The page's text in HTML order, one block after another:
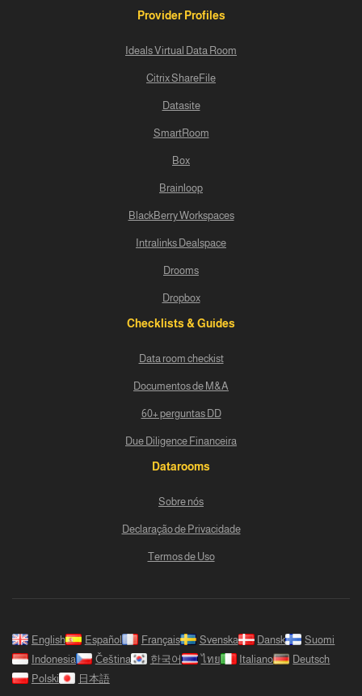
Provider Profiles
Ideals Virtual Data Room
Citrix ShareFile
Datasite
SmartRoom
Box
Brainloop
BlackBerry Workspaces
Intralinks Dealspace
Drooms
Dropbox
Checklists & Guides
Data room checkist
Documentos de M&A
60+ perguntas DD
Due Diligence Financeira
Datarooms
Sobre nós
Declaração de Privacidade
Termos de Uso
English Español Français Svenska Dansk
Suomi
Indonesia
Čeština 한국어 ไทย Italiano
Deutsch
Polski
日本語